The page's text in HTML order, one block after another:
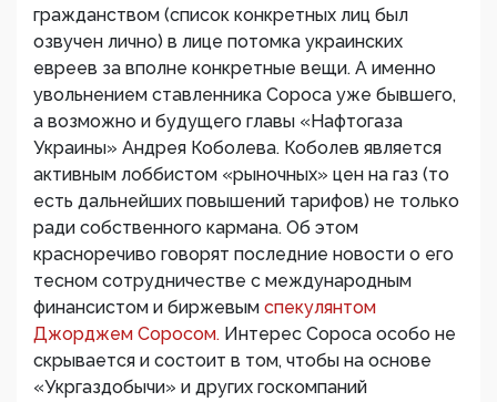
гражданством (список конкретных лиц был
озвучен лично) в лице потомка украинских
евреев за вполне конкретные вещи. А именно
увольнением ставленника Сороса уже бывшего,
а возможно и будущего главы «Нафтогаза
Украины» Андрея Коболева. Коболев является
активным лоббистом «рыночных» цен на газ (то
есть дальнейших повышений тарифов) не только
ради собственного кармана. Об этом
красноречиво говорят последние новости о его
тесном сотрудничестве с международным
финансистом и биржевым спекулянтом
Джорджем Соросом. Интерес Сороса особо не
скрывается и состоит в том, чтобы на основе
«Укргаздобычи» и других госкомпаний